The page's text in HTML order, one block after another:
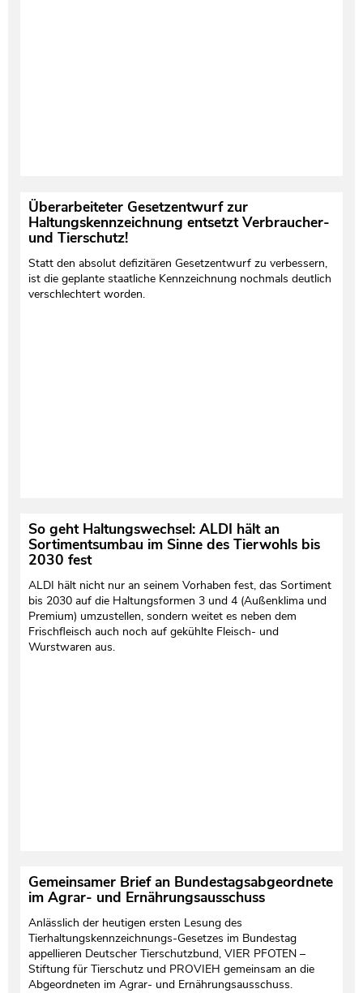
Überarbeiteter Gesetzentwurf zur
Haltungskennzeichnung entsetzt Verbraucher-
und Tierschutz!
Statt den absolut defizitären Gesetzentwurf zu verbessern,
ist die geplante staatliche Kennzeichnung nochmals deutlich
verschlechtert worden.
So geht Haltungswechsel: ALDI hält an
Sortimentsumbau im Sinne des Tierwohls bis
2030 fest
ALDI hält nicht nur an seinem Vorhaben fest, das Sortiment
bis 2030 auf die Haltungsformen 3 und 4 (Außenklima und
Premium) umzustellen, sondern weitet es neben dem
Frischfleisch auch noch auf gekühlte Fleisch- und
Wurstwaren aus.
Gemeinsamer Brief an Bundestagsabgeordnete
im Agrar- und Ernährungsausschuss
Anlässlich der heutigen ersten Lesung des
Tierhaltungskennzeichnungs-Gesetzes im Bundestag
appellieren Deutscher Tierschutzbund, VIER PFOTEN –
Stiftung für Tierschutz und PROVIEH gemeinsam an die
Abgeordneten im Agrar- und Ernährungsausschuss.